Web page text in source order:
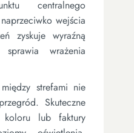
centralnego
wejścia
zyskuje wyraźną
wrażenia
strefami nie
Skuteczne
lub faktury